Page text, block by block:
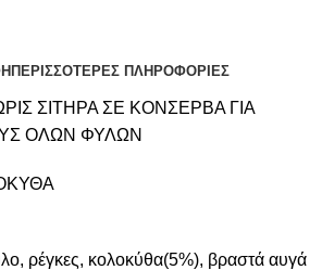
ΠΕΡΙΣΣΟΤΕΡΕΣ ΠΛΗΡΟΦΟΡΙΕΣ
ΣΙΤΗΡΑ ΣΕ ΚΟΝΣΕΡΒΑ ΓΙΑ
ΟΛΩΝ ΦΥΛΩΝ
ρέγκες, κολοκύθα(5%), βραστά αυγά